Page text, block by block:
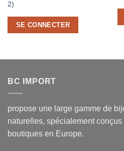
2)
SE CONNECTER
BC IMPORT
propose une large gamme de
naturelles, spécialement
boutiques en Europe.